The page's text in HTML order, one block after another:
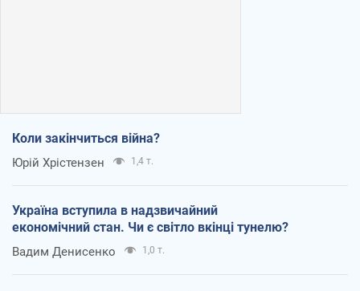
Коли закінчиться війна?
Юрій Хрістензен 1,4 т.
Україна вступила в надзвичайний
економічний стан. Чи є світло вкінці тунелю?
Вадим Денисенко 1,0 т.